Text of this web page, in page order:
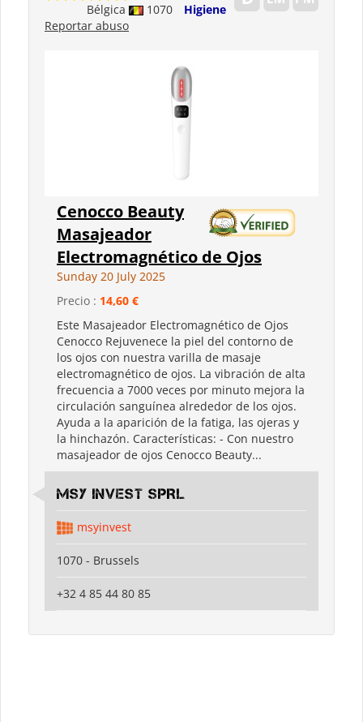
Bélgica 1070
Higiene
Reportar abuso
Cenocco Beauty
Masajeador
Electromagnético de Ojos
Sunday 20 July 2025
Precio : 14,60 €
Este Masajeador Electromagnético de Ojos
Cenocco Rejuvenece la piel del contorno de
los ojos con nuestra varilla de masaje
electromagnético de ojos. La vibración de alta
frecuencia a 7000 veces por minuto mejora la
circulación sanguínea alrededor de los ojos.
Ayuda a la aparición de la fatiga, las ojeras y
la hinchazón. Características: - Con nuestro
masajeador de ojos Cenocco Beauty...
MSY INVEST SPRL
msyinvest
1070 - Brussels
+32 4 85 44 80 85